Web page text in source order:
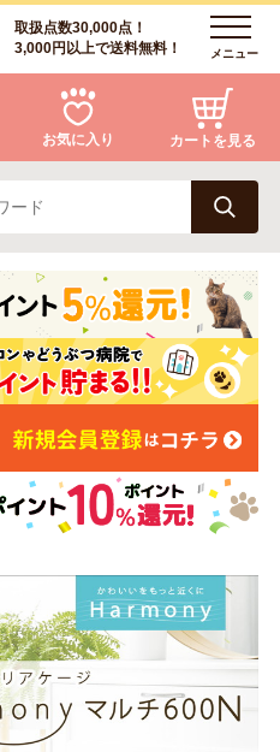
取扱点数30,000点！
3,000円以上で送料無料！
メニュー
猫
アクア・爬虫類・昆虫
キャットフード
服・おさんぽ用品
リビング雑貨
シニアサポート
お気に入り カートを見る